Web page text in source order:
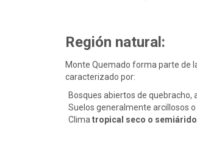
Región natural:
Monte Quemado forma parte de
caracterizado por:
Bosques abiertos de quebracho,
Suelos generalmente arcillosos o
Clima tropical seco o semiárido